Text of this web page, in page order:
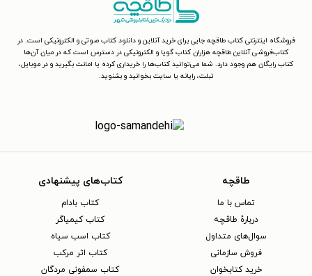
فروشگاه اینترنتی کتاب طاقچه جایی برای خرید آنلاین و دانلود کتاب صوتی و الکترونیکی است. در
کتاب‌فروشی آنلاین طاقچه هزاران کتاب گویا و الکترونیکی در دسترس است که در میان آن‌ها
کتاب رایگان هم وجود دارد. شما می‌توانید کتاب‌ها را خریداری کرده یا امانت بگیرید و در موبایل،
تبلت، رایانه یا سایت بخوانید و بشنوید.
طاقچه
تماس با ما
دربارهٔ طاقچه
سوال‌های متداول
فروش سازمانی
خرید کتابخوان
کتاب‌های پیشنهادی
کتاب بادام
کتاب کیمیاگر
کتاب اسب سیاه
کتاب اثر مرکب
کتاب سمفونی مردگان